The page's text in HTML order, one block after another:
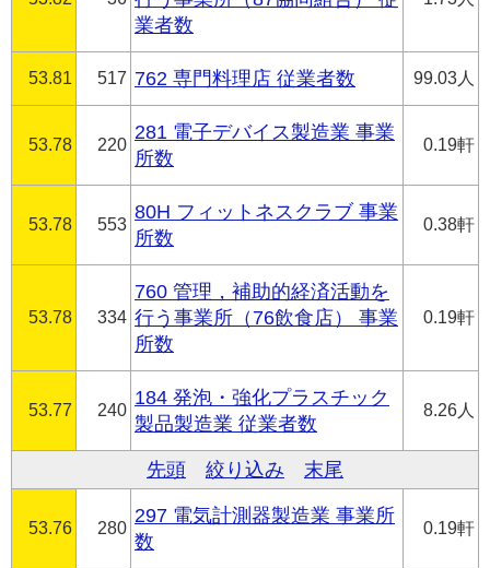
業者数
53.81 517 762 専門料理店 従業者数 99.03人
53.78 220
281 電子デバイス製造業 事業
所数
0.19軒
53.78 553
80H フィットネスクラブ 事業
所数
0.38軒
53.78 334
760 管理，補助的経済活動を
行う事業所（76飲食店） 事業
所数
0.19軒
53.77 240
184 発泡・強化プラスチック
製品製造業 従業者数
8.26人
先頭 絞り込み 末尾
53.76 280
297 電気計測器製造業 事業所
数
0.19軒